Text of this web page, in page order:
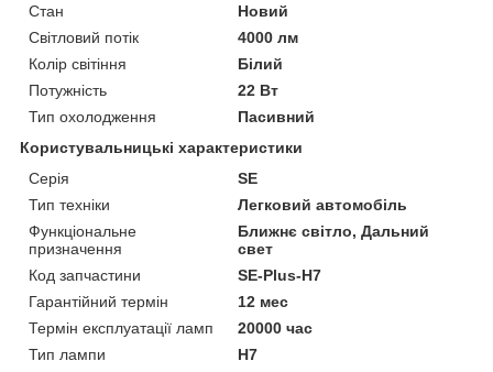
Стан
Новий
Світловий потік
4000 лм
Колір світіння
Білий
Потужність
22 Вт
Тип охолодження
Пасивний
Користувальницькі характеристики
Серія
SE
Тип техніки
Легковий автомобіль
Функціональне
призначення
Ближнє світло, Дальний
свет
Код запчастини
SE-Plus-H7
Гарантійний термін
12 мес
Термін експлуатації ламп
20000 час
Тип лампи
H7